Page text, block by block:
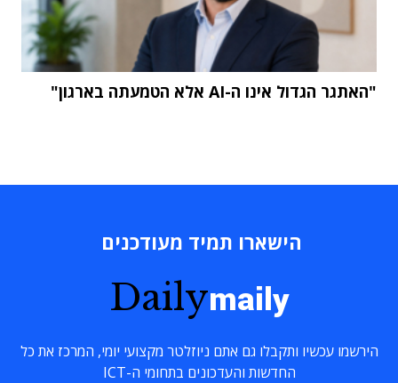
"האתגר הגדול אינו ה-AI אלא הטמעתה בארגון"
הישארו תמיד מעודכנים
Dailymaily
הירשמו עכשיו ותקבלו גם אתם ניוזלטר מקצועי יומי, המרכז את כל
החדשות והעדכונים בתחומי ה-ICT